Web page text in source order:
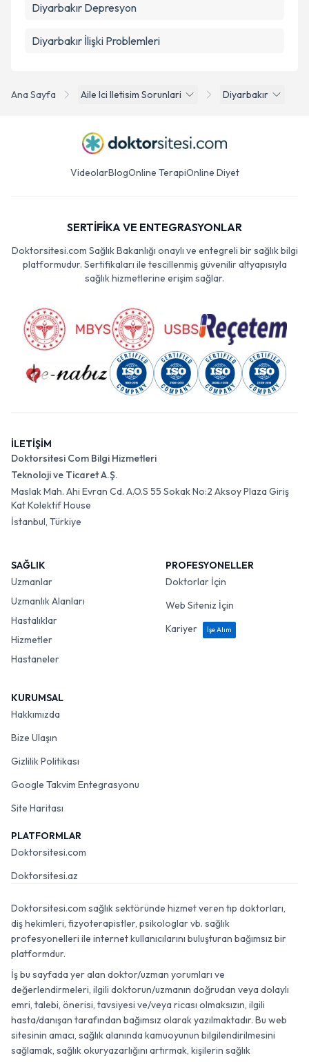
Ana Sayfa Aile Ici Iletisim Sorunlari Diyarbakır
Diyarbakır Depresyon
Diyarbakır İlişki Problemleri
VideolarBlogOnline TerapiOnline Diyet
SERTİFİKA VE ENTEGRASYONLAR
Doktorsitesi.com Sağlık Bakanlığı onaylı ve entegreli bir sağlık bilgi
platformudur. Sertifikaları ile tescillenmiş güvenilir altyapısıyla
sağlık hizmetlerine erişim sağlar.
İLETİŞİM
Doktorsitesi Com Bilgi Hizmetleri
Teknoloji ve Ticaret A.Ş.
Maslak Mah. Ahi Evran Cd. A.O.S 55 Sokak No:2 Aksoy Plaza Giriş
Kat Kolektif House
İstanbul, Türkiye
SAĞLIK
Uzmanlar
Uzmanlık Alanları
Hastalıklar
Hizmetler
Hastaneler
PROFESYONELLER
Doktorlar İçin
Web Siteniz İçin
Kariyer
İşe Alım
KURUMSAL
Hakkımızda
Bize Ulaşın
Gizlilik Politikası
Google Takvim Entegrasyonu
Site Haritası
PLATFORMLAR
Doktorsitesi.com
Doktorsitesi.az
Doktorsitesi.com sağlık sektöründe hizmet veren tıp doktorları,
diş hekimleri, fizyoterapistler, psikologlar vb. sağlık
profesyonelleri ile internet kullanıcılarını buluşturan bağımsız bir
platformdur.
İş bu sayfada yer alan doktor/uzman yorumları ve
değerlendirmeleri, ilgili doktorun/uzmanın doğrudan veya dolaylı
emri, talebi, önerisi, tavsiyesi ve/veya ricası olmaksızın, ilgili
hasta/danışan tarafından bağımsız olarak yazılmaktadır. Bu web
sitesinin amacı, sağlık alanında kamuoyunun bilgilendirilmesini
sağlamak, sağlık okuryazarlığını artırmak, kişilerin sağlık